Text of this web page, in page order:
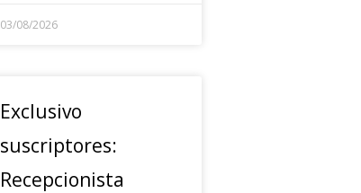
03/08/2026
Exclusivo
suscriptores:
Recepcionista